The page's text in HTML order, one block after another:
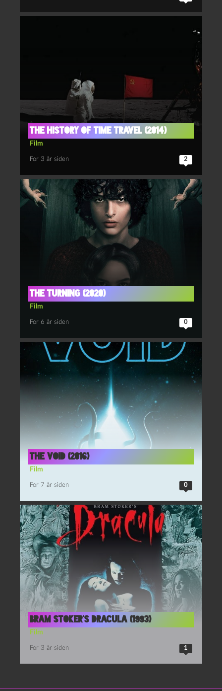
The history of time travel (2014)
Film
For 3 år siden 2
The Turning (2020)
Film
For 6 år siden 0
The Void (2016)
Film
For 7 år siden 0
Bram Stoker’s Dracula (1993)
Film
For 3 år siden 1